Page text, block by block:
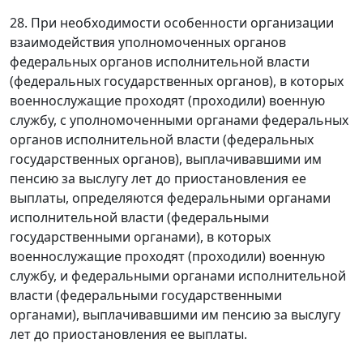
28. При необходимости особенности организации
взаимодействия уполномоченных органов
федеральных органов исполнительной власти
(федеральных государственных органов), в которых
военнослужащие проходят (проходили) военную
службу, с уполномоченными органами федеральных
органов исполнительной власти (федеральных
государственных органов), выплачивавшими им
пенсию за выслугу лет до приостановления ее
выплаты, определяются федеральными органами
исполнительной власти (федеральными
государственными органами), в которых
военнослужащие проходят (проходили) военную
службу, и федеральными органами исполнительной
власти (федеральными государственными
органами), выплачивавшими им пенсию за выслугу
лет до приостановления ее выплаты.